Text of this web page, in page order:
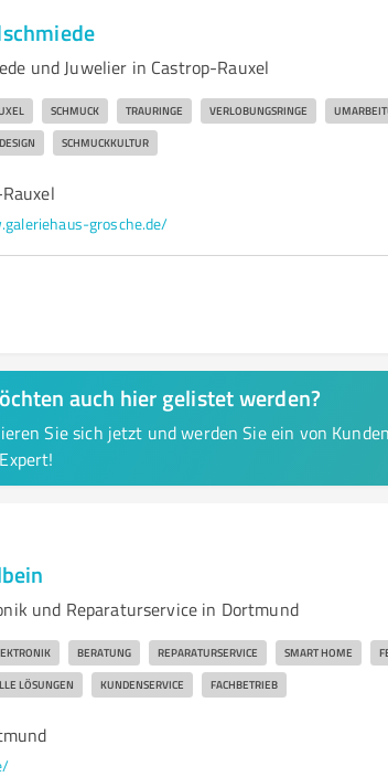
und Juwelier in Castrop-Rauxel
SCHMUCK TRAURINGE VERLOBUNGSRINGE
DESIGN SCHMUCKKULTUR
grosche.de/
auch hier gelistet werden?
Sie sich jetzt und werden Sie ein von
und Reparaturservice in Dortmund
BERATUNG REPARATURSERVICE SMART HOME
LÖSUNGEN KUNDENSERVICE FACHBETRIEB